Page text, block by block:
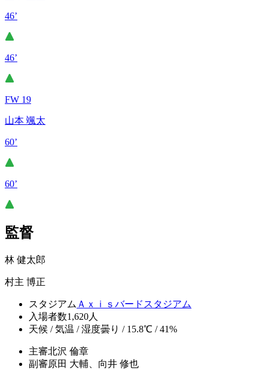
46’
46’
FW 19
山本 颯太
60’
60’
監督
林 健太郎
村主 博正
スタジアム Ａｘｉｓバードスタジアム
入場者数1,620人
天候 / 気温 / 湿度曇り / 15.8℃ / 41%
主審北沢 倫章
副審原田 大輔、向井 修也